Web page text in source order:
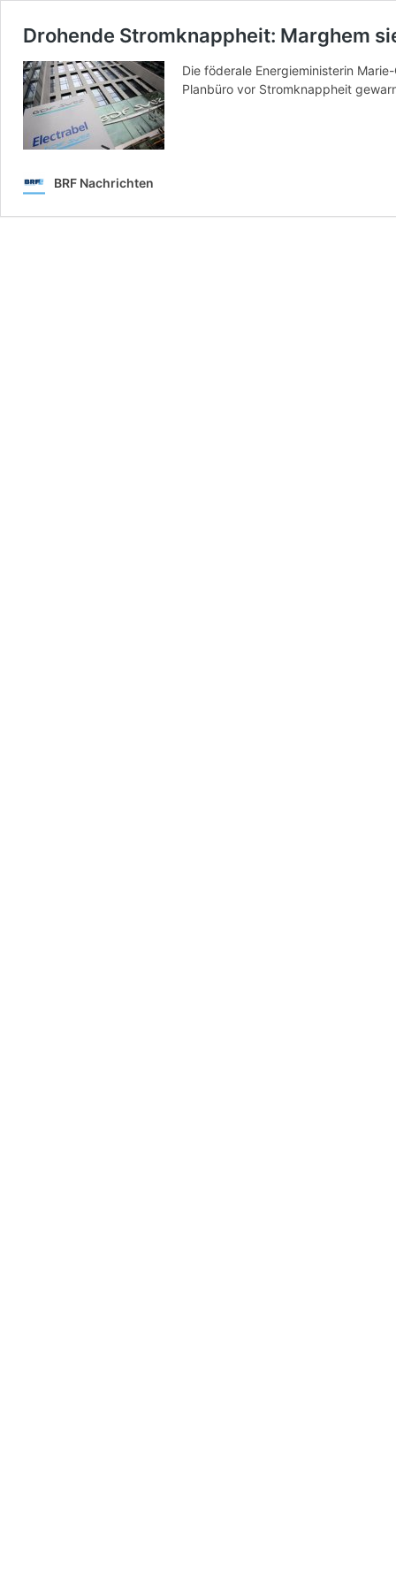
Drohende Stromknappheit: Marghem
Die föderale Energieministerin
Planbüro vor Stromknappheit
BRF Nachrichten